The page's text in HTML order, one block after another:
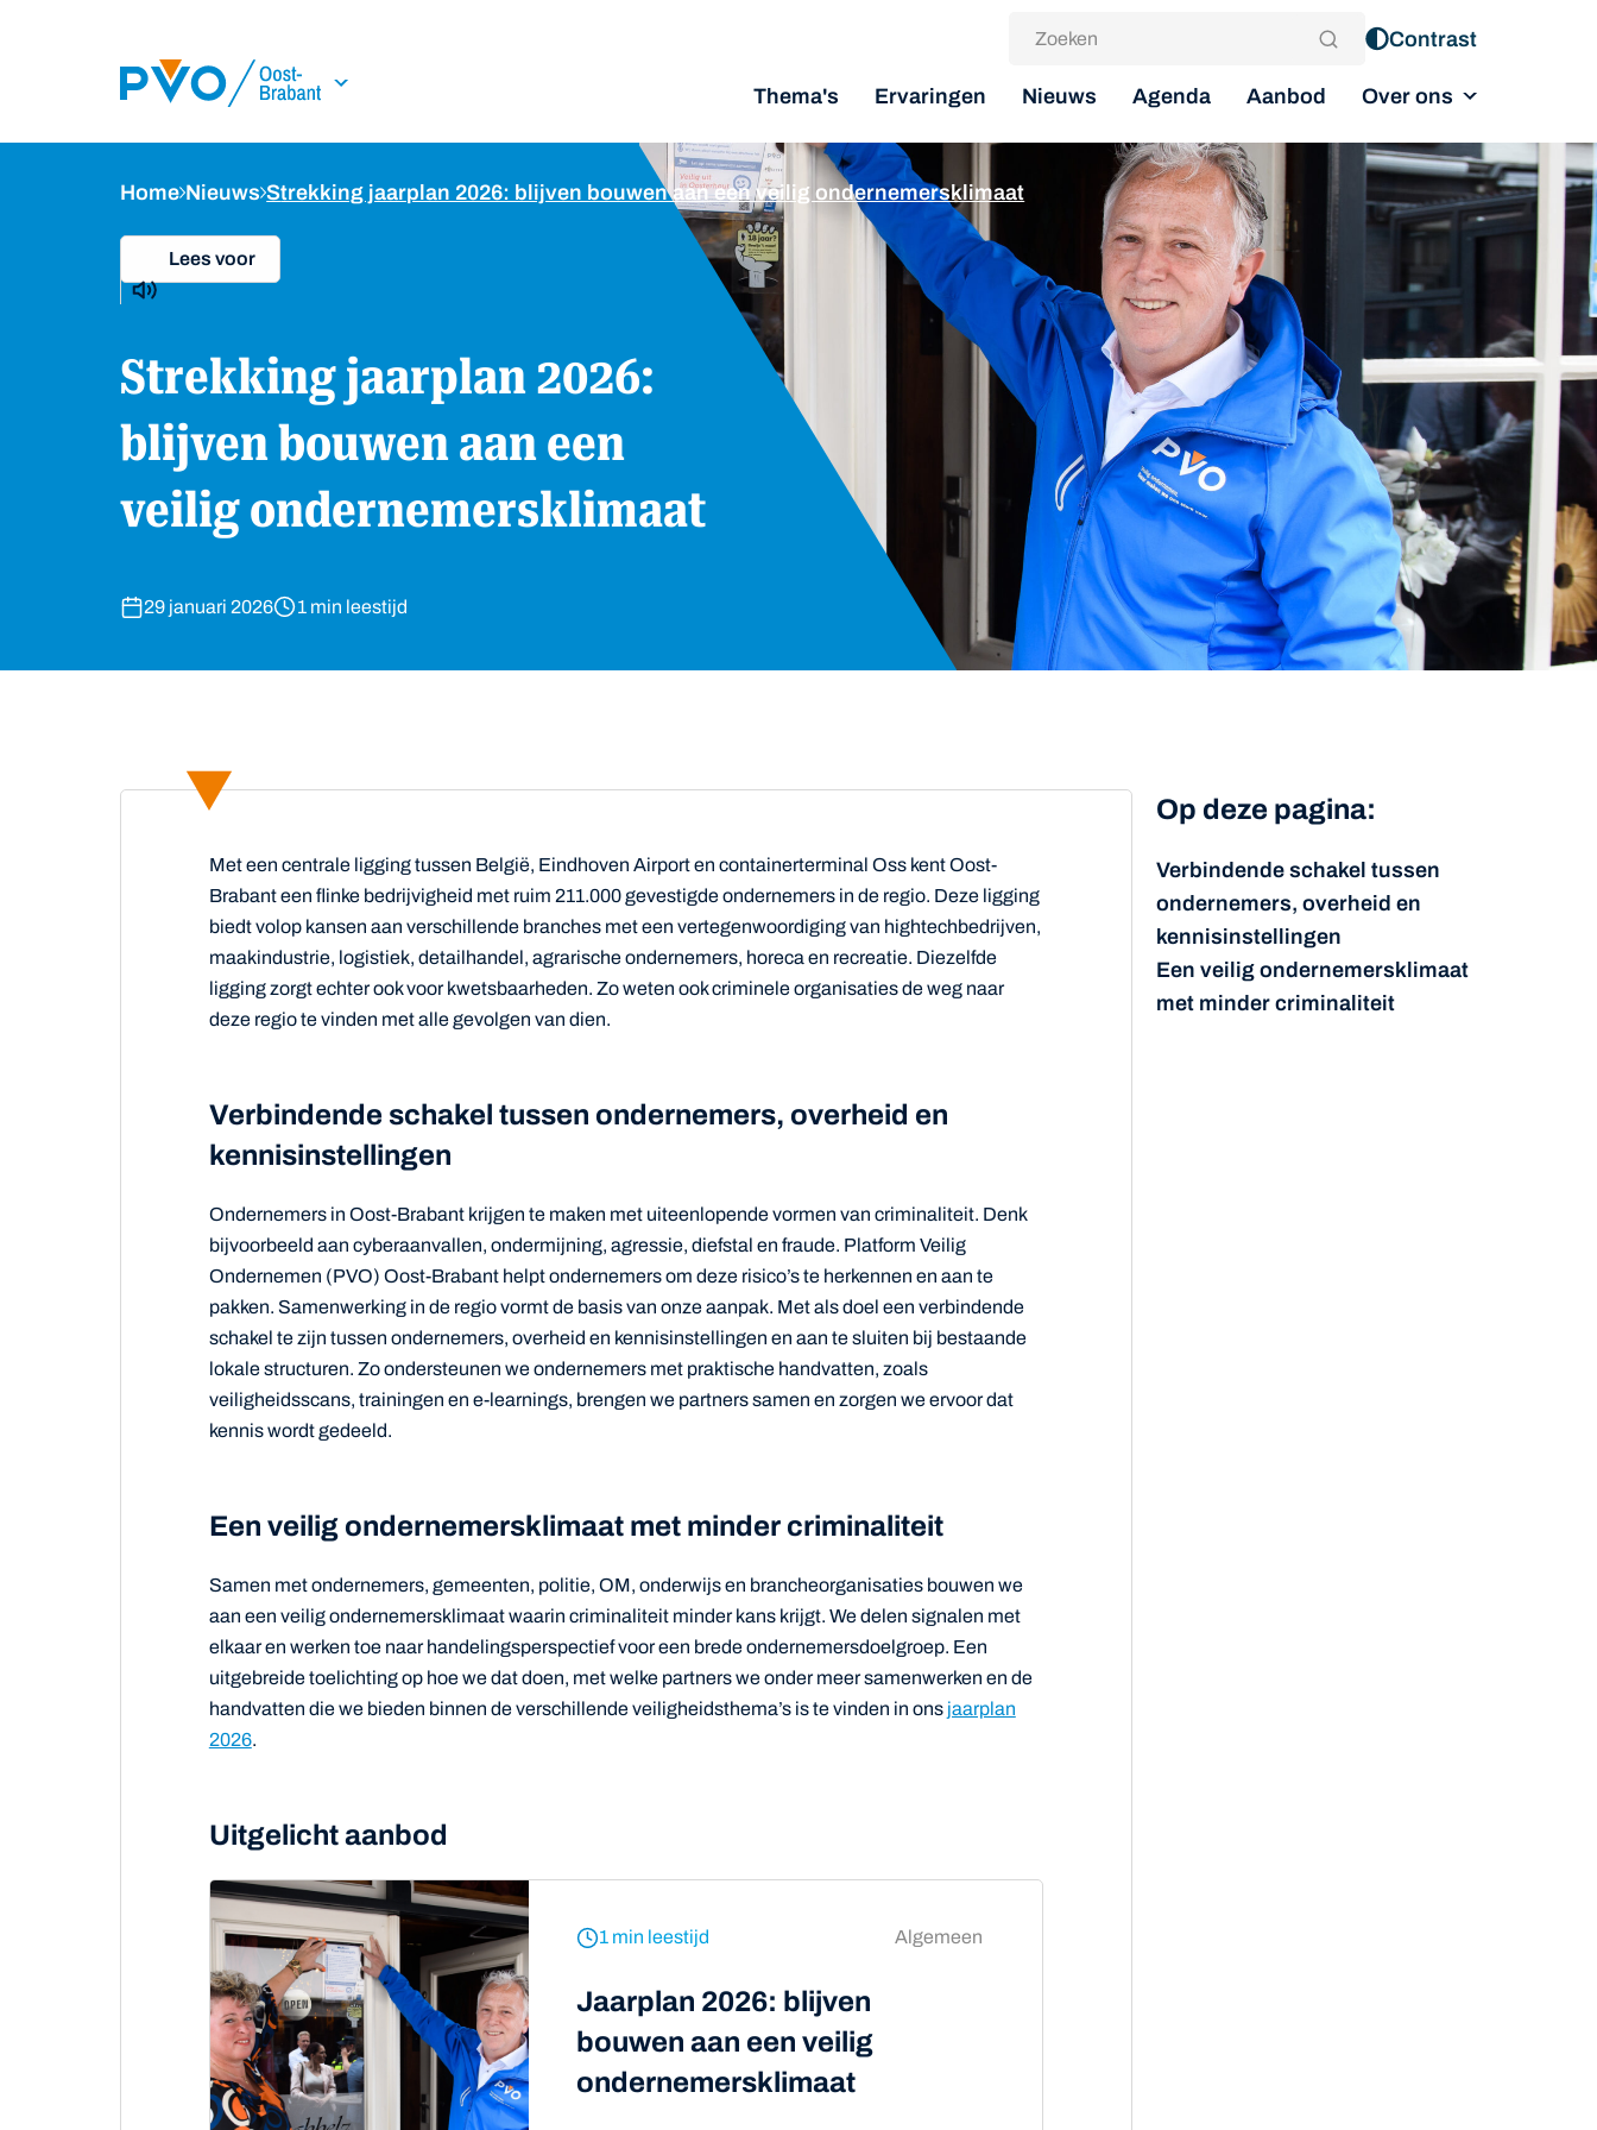
Contrast
Thema's Ervaringen Nieuws Agenda Aanbod Over ons
Home Nieuws Strekking jaarplan 2026: blijven bouwen aan een veilig ondernemersklimaat
Lees voor
Strekking jaarplan 2026:
blijven bouwen aan een
veilig ondernemersklimaat
29 januari 2026 1 min leestijd
Met een centrale ligging tussen België, Eindhoven Airport en containerterminal Oss kent Oost-
Brabant een flinke bedrijvigheid met ruim 211.000 gevestigde ondernemers in de regio. Deze ligging
biedt volop kansen aan verschillende branches met een vertegenwoordiging van hightechbedrijven,
maakindustrie, logistiek, detailhandel, agrarische ondernemers, horeca en recreatie. Diezelfde
ligging zorgt echter ook voor kwetsbaarheden. Zo weten ook criminele organisaties de weg naar
deze regio te vinden met alle gevolgen van dien.
Verbindende schakel tussen ondernemers, overheid en
kennisinstellingen
Ondernemers in Oost-Brabant krijgen te maken met uiteenlopende vormen van criminaliteit. Denk
bijvoorbeeld aan cyberaanvallen, ondermijning, agressie, diefstal en fraude. Platform Veilig
Ondernemen (PVO) Oost-Brabant helpt ondernemers om deze risico’s te herkennen en aan te
pakken. Samenwerking in de regio vormt de basis van onze aanpak. Met als doel een verbindende
schakel te zijn tussen ondernemers, overheid en kennisinstellingen en aan te sluiten bij bestaande
lokale structuren. Zo ondersteunen we ondernemers met praktische handvatten, zoals
veiligheidsscans, trainingen en e-learnings, brengen we partners samen en zorgen we ervoor dat
kennis wordt gedeeld.
Een veilig ondernemersklimaat met minder criminaliteit
Samen met ondernemers, gemeenten, politie, OM, onderwijs en brancheorganisaties bouwen we
aan een veilig ondernemersklimaat waarin criminaliteit minder kans krijgt. We delen signalen met
elkaar en werken toe naar handelingsperspectief voor een brede ondernemersdoelgroep. Een
uitgebreide toelichting op hoe we dat doen, met welke partners we onder meer samenwerken en de
handvatten die we bieden binnen de verschillende veiligheidsthema’s is te vinden in ons jaarplan
2026.
Uitgelicht aanbod
1 min leestijd Algemeen
Jaarplan 2026: blijven
bouwen aan een veilig
ondernemersklimaat
Op deze pagina:
Verbindende schakel tussen
ondernemers, overheid en
kennisinstellingen
Een veilig ondernemersklimaat
met minder criminaliteit